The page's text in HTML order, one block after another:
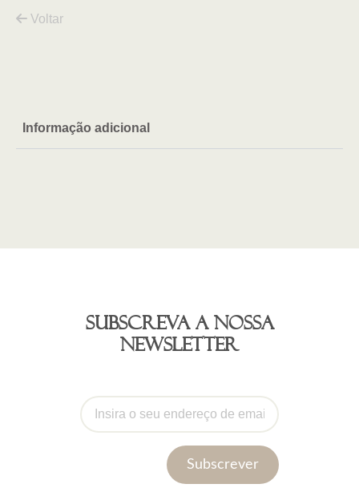
Voltar
Informação adicional
Subscreva a nossa
newsletter
Subscrever